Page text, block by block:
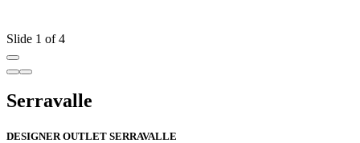
Slide 1 of 4
Serravalle
DESIGNER OUTLET SERRAVALLE